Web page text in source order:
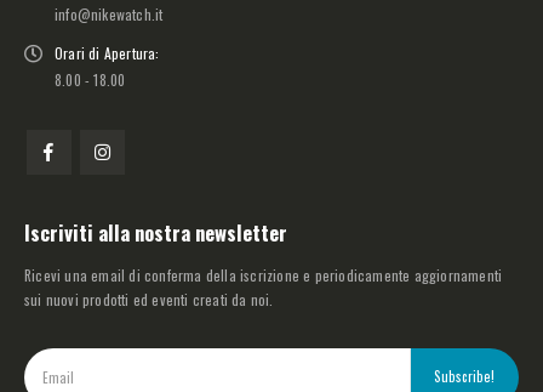
info@nikewatch.it
Orari di Apertura:
8.00 - 18.00
Iscriviti alla nostra newsletter
Ricevi una email di conferma della iscrizione e periodicamente aggiornamenti
sui nuovi prodotti ed eventi creati da noi.